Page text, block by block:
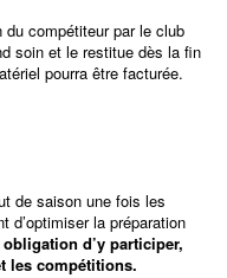
compétiteur par le club
soin et le restitue dès la fin
pourra être facturée.
de saison une fois les
d’optimiser la préparation
d’y participer,
les compétitions.